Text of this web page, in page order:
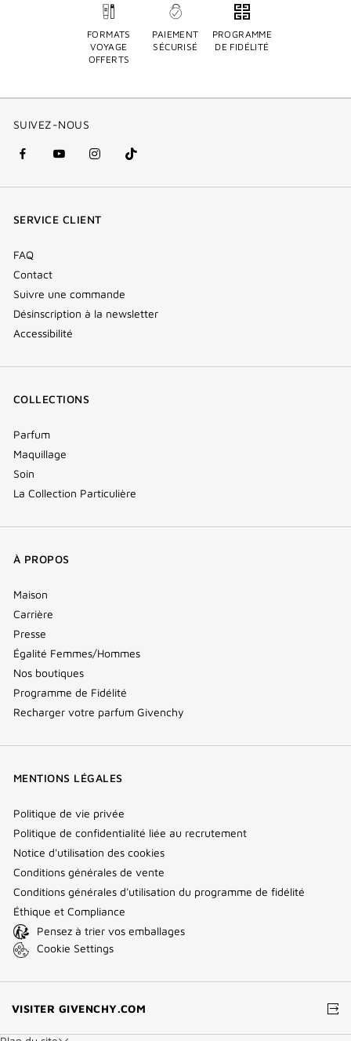
FORMATS
VOYAGE
OFFERTS
PAIEMENT
SÉCURISÉ
PROGRAMME
DE FIDÉLITÉ
SUIVEZ-NOUS
facebook
(nouvelle
youtube
(nouvelle
instagram
(nouvelle
Tik
Tok
SERVICE CLIENT
FAQ
Contact
Suivre une commande
Désinscription à la newsletter
Accessibilité
COLLECTIONS
Parfum
Maquillage
Soin
La Collection Particulière
À PROPOS
Maison
Carrière
Presse
Égalité Femmes/Hommes
Nos boutiques
Programme de Fidélité
Recharger votre parfum Givenchy
MENTIONS LÉGALES
Politique de vie privée
Politique de confidentialité liée au recrutement
Notice d'utilisation des cookies
Conditions générales de vente
Conditions générales d'utilisation du programme de fidélité
Éthique et Compliance
Pensez à trier vos emballages
Cookie Settings
VISITER GIVENCHY.COM